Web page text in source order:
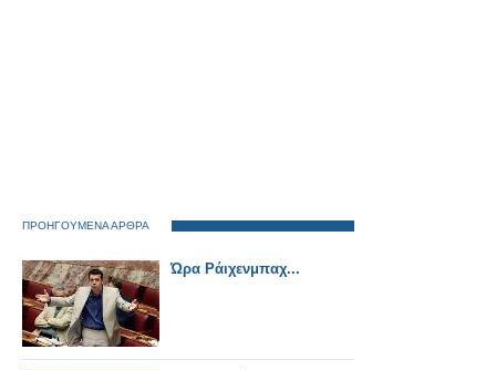
ΠΡΟΗΓΟΥΜΕΝΑ ΑΡΘΡΑ
Ώρα Ράιχενμπαχ...